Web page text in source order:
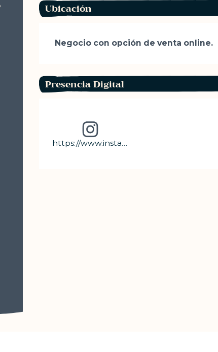
Ubicación
Negocio con opción de venta online.
Presencia Digital
https://www.instagram.com/healthyjulilife?igsh=b2Uyem1jamM2bGti